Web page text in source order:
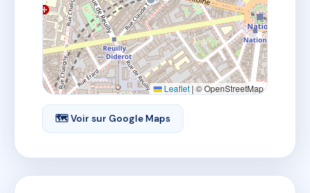
Leaflet | © OpenStreetMap
🗺 Voir sur Google Maps